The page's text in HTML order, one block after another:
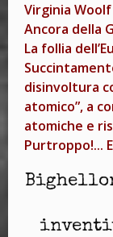
Virginia Woolf
Ancora della
La follia
disinvoltura
atomico”, a
atomiche e
Purtroppo!...